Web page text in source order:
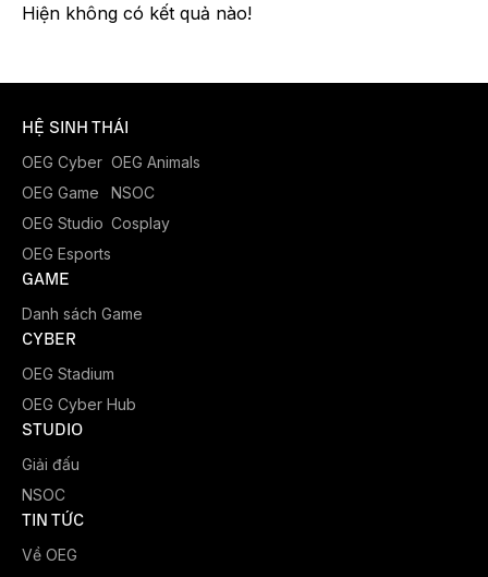
Hiện không có kết quả nào!
HỆ SINH THÁI
OEG Cyber
OEG Game
OEG Studio
OEG Esports
OEG Animals
NSOC
Cosplay
GAME
Danh sách Game
CYBER
OEG Stadium
OEG Cyber Hub
STUDIO
Giải đấu
NSOC
TIN TỨC
Về OEG